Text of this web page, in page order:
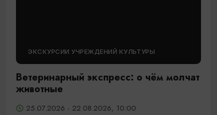
ЭКСКУРСИИ УЧРЕЖДЕНИЙ КУЛЬТУРЫ
Ветеринарный экспресс: о чём молчат
животные
25.07.2026 - 22.08.2026, 10:00